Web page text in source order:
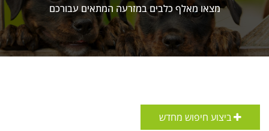
מצאו מאלף כלבים במזרעה המתאים עבורכם
ביצוע חיפוש מחדש